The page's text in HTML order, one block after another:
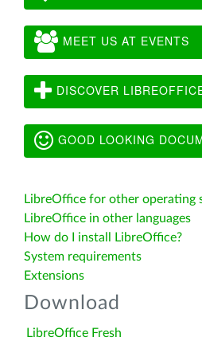
MEET US AT EVENTS
DISCOVER
GOOD LOOKING
LibreOffice for other operating
LibreOffice in other languages
How do I install LibreOffice?
System requirements
Extensions
Download
LibreOffice Fresh